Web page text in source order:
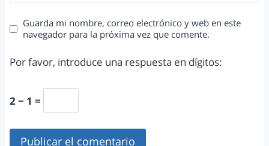
Guarda mi nombre, correo electrónico y web en este
navegador para la próxima vez que comente.
Por favor, introduce una respuesta en dígitos:
2 − 1 =